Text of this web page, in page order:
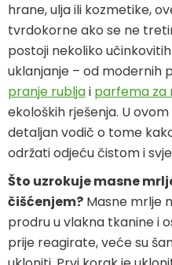
hrane, ulja ili kozmetike,
tvrdokorne ako se ne
postoji nekoliko
uklanjanje – od modernih
pranje rubljai parfema za
ekoloških rješenja. U
detaljan vodič o tome
održati odjeću čistom i
Što uzrokuje masne
čišćenjem? Masne mrlje
prodru u vlakna tkanine i
prije reagirate, veće su